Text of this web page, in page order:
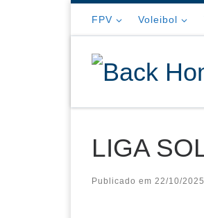
FPV Voleibol
LIGA
Publicado em 22/10/2025